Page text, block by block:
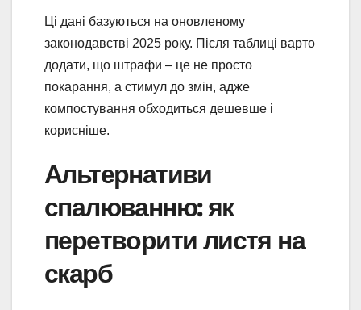
Ці дані базуються на оновленому
законодавстві 2025 року. Після таблиці варто
додати, що штрафи – це не просто
покарання, а стимул до змін, адже
компостування обходиться дешевше і
корисніше.
Альтернативи
спалюванню: як
перетворити листя на
скарб